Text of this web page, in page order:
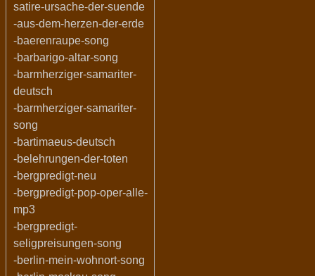
satire-ursache-der-suende
-aus-dem-herzen-der-erde
-baerenraupe-song
-barbarigo-altar-song
-barmherziger-samariter-
deutsch
-barmherziger-samariter-
song
-bartimaeus-deutsch
-belehrungen-der-toten
-bergpredigt-neu
-bergpredigt-pop-oper-alle-
mp3
-bergpredigt-
seligpreisungen-song
-berlin-mein-wohnort-song